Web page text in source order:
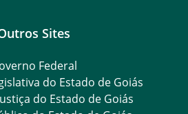
Sites
Federal
do Estado de Goiás
do Estado de Goiás